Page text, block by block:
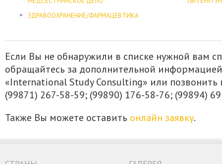
ЗДРАВООХРАНЕНИЕ/ФАРМАЦЕВТИКА
Если Вы не обнаружили в списке нужной вам
обращайтесь за дополнительной
«International Study Consulting» или позвонить
(99871) 267-58-59; (99890) 176-58-76; (99894)
Также Вы можете оставить онлайн заявку.